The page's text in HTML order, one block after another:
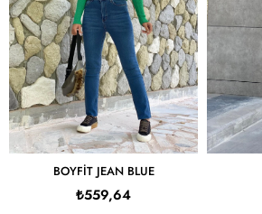
BOYFIT JEAN BLUE
₺559,64